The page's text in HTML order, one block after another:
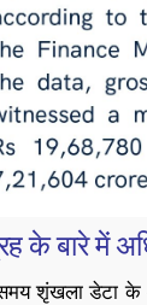
के बारे में
समय शृंखला